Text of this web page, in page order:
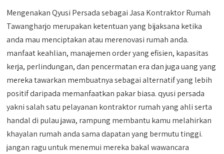
Mengenakan Qyusi Persada sebagai Jasa Kontraktor Rumah
Tawangharjo merupakan ketentuan yang bijaksana ketika
anda mau menciptakan atau merenovasi rumah anda.
manfaat keahlian, manajemen order yang efisien, kapasitas
kerja, perlindungan, dan pencermatan era dan juga uang yang
mereka tawarkan membuatnya sebagai alternatif yang lebih
positif daripada memanfaatkan pakar biasa. qyusi persada
yakni salah satu pelayanan kontraktor rumah yang ahli serta
handal di pulau jawa, rampung membantu kamu melahirkan
khayalan rumah anda sama dapatan yang bermutu tinggi.
jangan ragu untuk menemui mereka bakal wawancara